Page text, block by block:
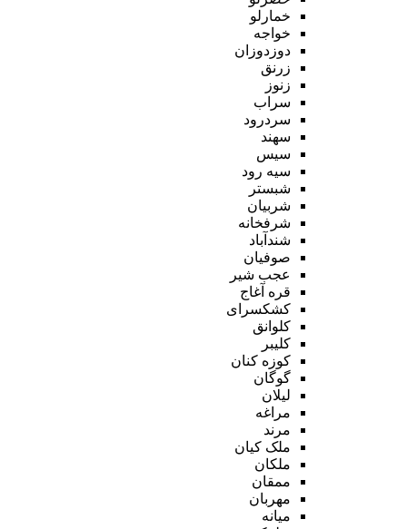
خمارلو
خواجه
دوزدوزان
زرنق
زنوز
سراب
سردرود
سهند
سیس
سیه رود
شبستر
شربیان
شرفخانه
شندآباد
صوفیان
عجب شیر
قره آغاج
کشکسرای
کلوانق
کلیبر
کوزه کنان
گوگان
لیلان
مراغه
مرند
ملک کیان
ملکان
ممقان
مهربان
میانه